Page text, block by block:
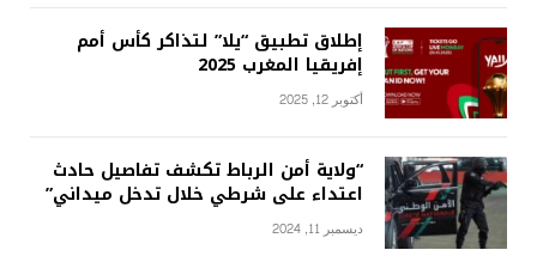
إطلاق تطبيق “يلا” لتذاكر كأس أمم
إفريقيا المغرب 2025
أكتوبر 12, 2025
“ولاية أمن الرباط تكشف تفاصيل حادث
اعتداء على شرطي خلال تدخل ميداني”
ديسمبر 11, 2024